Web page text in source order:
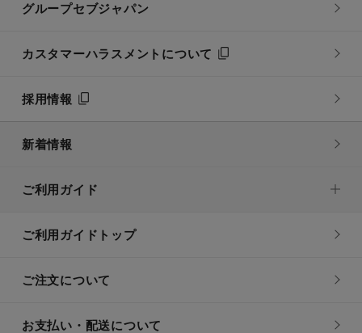
グループセブジャパン
カスタマーハラスメントについて
採用情報
新着情報
ご利用ガイド
ご利用ガイドトップ
ご注文について
お支払い・配送について